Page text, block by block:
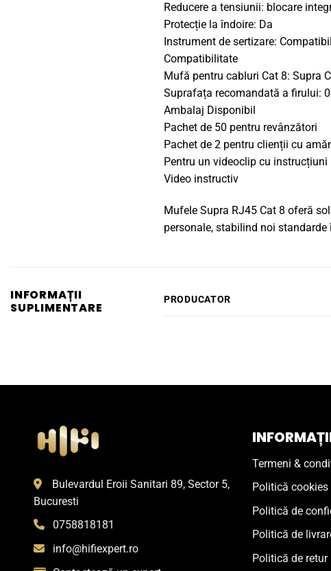
Reducere a tensiunii: blocare
Protecție la îndoire: Da
Instrument de sertizare:
Compatibilitate
Mufă pentru cabluri Cat 8: Supra
Suprafața recomandată a firului:
Ambalaj Disponibil
Pachet de 50 pentru revânzători
Pachet de 2 pentru clienții cu
Pentru un videoclip cu
Video instructiv
Mufele Supra RJ45 Cat 8 oferă
personale, stabilind noi
INFORMAȚII
SUPLIMENTARE
PRODUCATOR
Bulevardul Eroii Sanitari 89, Sector 5,
Bucuresti
0758818181
info@hifiexpert.ro
Termeni &
Politică cookies
Politică de
Politică de
Politică de retur